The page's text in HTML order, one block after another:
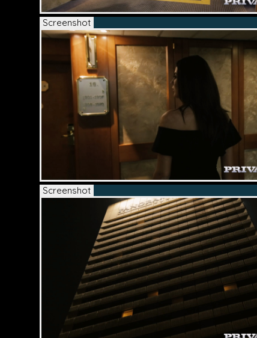
Screenshot
Screenshot